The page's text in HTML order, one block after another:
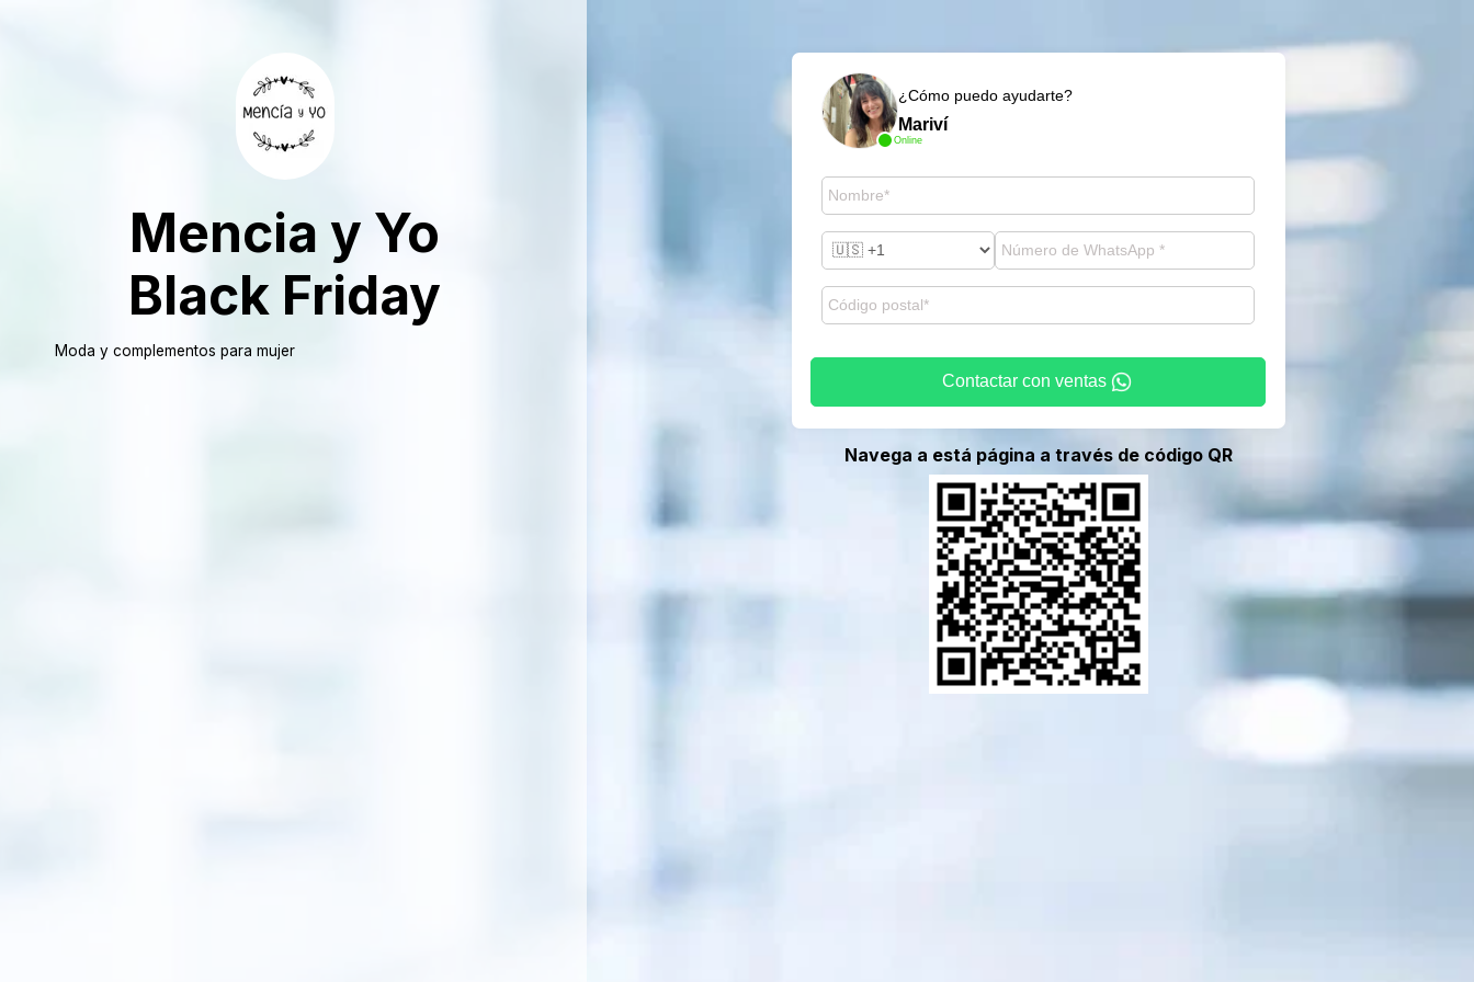
Mencia y Yo
Black Friday
Moda y complementos para mujer
Online
¿Cómo puedo ayudarte?
Mariví
Contactar con ventas
Navega a está página a través de código QR